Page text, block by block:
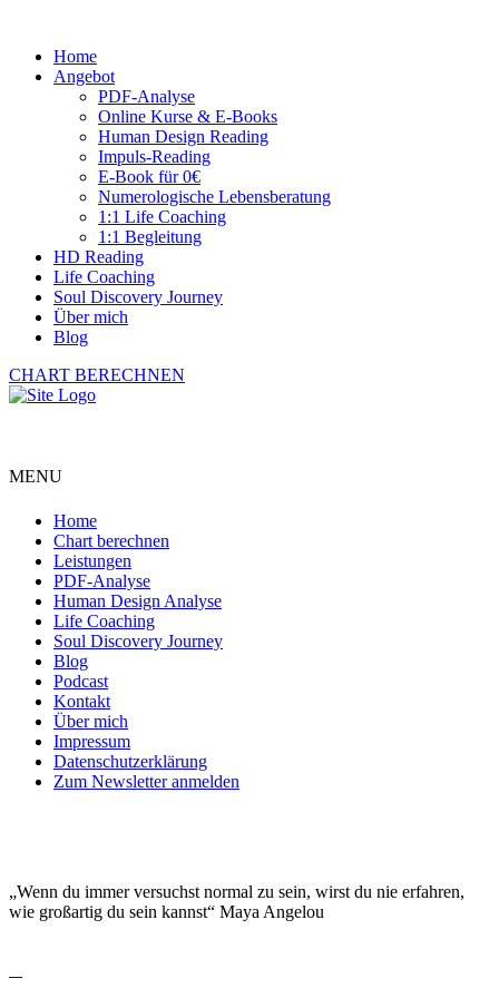
Home
Angebot
PDF-Analyse
Online Kurse & E-Books
Human Design Reading
Impuls-Reading
E-Book für 0€
Numerologische Lebensberatung
1:1 Life Coaching
1:1 Begleitung
HD Reading
Life Coaching
Soul Discovery Journey
Über mich
Blog
CHART BERECHNEN
MENU
Home
Chart berechnen
Leistungen
PDF-Analyse
Human Design Analyse
Life Coaching
Soul Discovery Journey
Blog
Podcast
Kontakt
Über mich
Impressum
Datenschutzerklärung
Zum Newsletter anmelden
„Wenn du immer versuchst normal zu sein, wirst du nie erfahren,
wie großartig du sein kannst“ Maya Angelou